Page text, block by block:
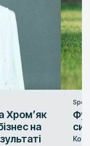
Хром’як
на